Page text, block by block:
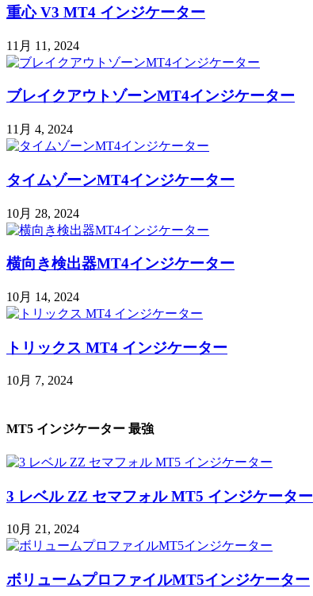
重心 V3 MT4 インジケーター
11月 11, 2024
ブレイクアウトゾーンMT4インジケーター
11月 4, 2024
タイムゾーンMT4インジケーター
10月 28, 2024
横向き検出器MT4インジケーター
10月 14, 2024
トリックス MT4 インジケーター
10月 7, 2024
MT5 インジケーター 最強
3 レベル ZZ セマフォル MT5 インジケーター
10月 21, 2024
ボリュームプロファイルMT5インジケーター